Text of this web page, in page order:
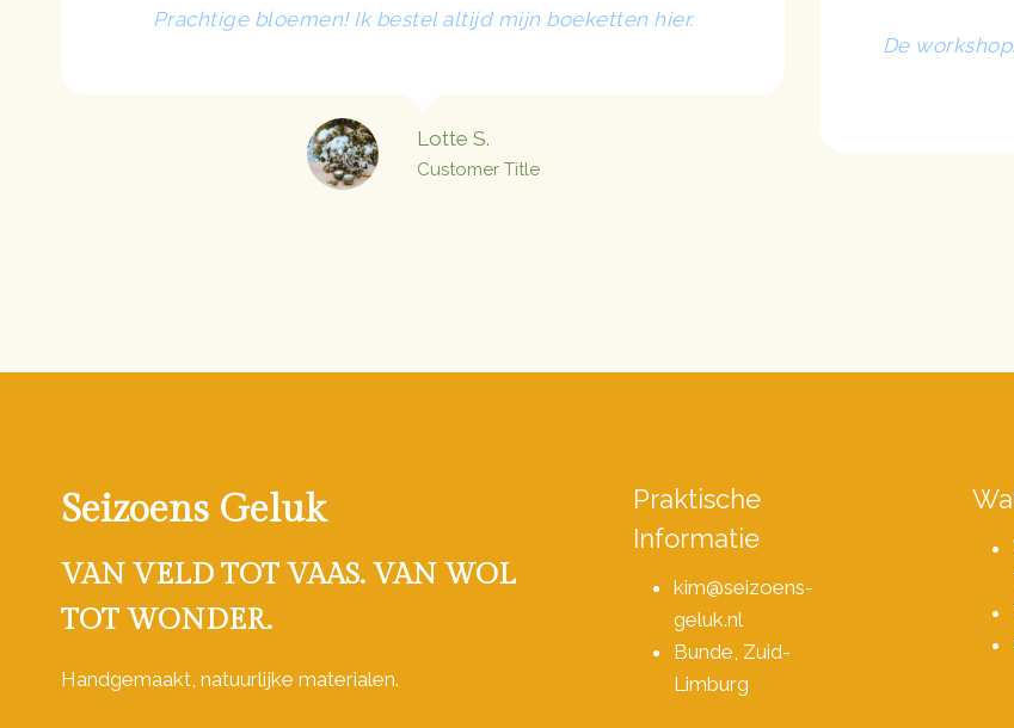
Prachtige bloemen! Ik bestel altijd mijn boeketten hier.
Lotte S.
Customer Title
De
Seizoens Geluk
VAN VELD TOT VAAS. VAN WOL
TOT WONDER.
Handgemaakt, natuurlijke materialen.
Praktische
Informatie
kim@seizoens-
geluk.nl
Bunde, Zuid-
Limburg